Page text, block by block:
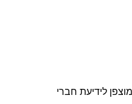
לידיעת חברי